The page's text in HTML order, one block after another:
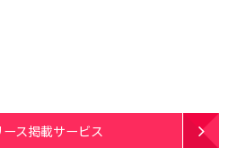
ス掲載サービス